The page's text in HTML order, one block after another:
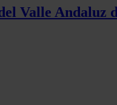
Valle Andaluz